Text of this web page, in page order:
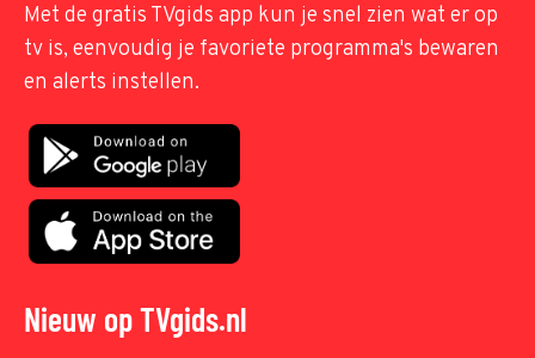
Met de gratis TVgids app kun je snel zien wat er op
tv is, eenvoudig je favoriete programma's bewaren
en alerts instellen.
Nieuw op TVgids.nl